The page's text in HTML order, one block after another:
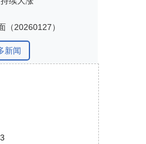
（20260127）
新闻